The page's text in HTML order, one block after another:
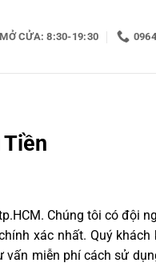
MỞ CỬA: 8:30-19:30
Tiền
Chúng tôi có đội
xác nhất. Quý khách
miễn phí cách sử